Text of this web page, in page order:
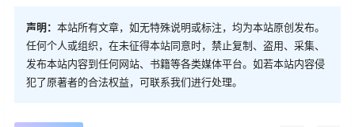
声明： 本站所有文章，如无特殊说明或标注，均为本站原创发布。
任何个人或组织，在未征得本站同意时，禁止复制、盗用、采集、
发布本站内容到任何网站、书籍等各类媒体平台。如若本站内容侵
犯了原著者的合法权益，可联系我们进行处理。